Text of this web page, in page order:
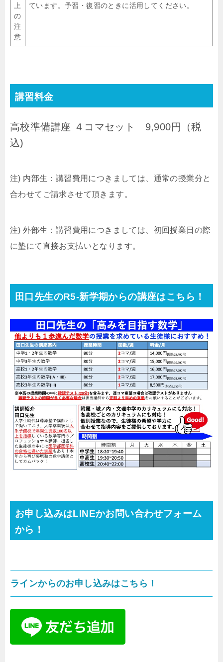
上
の
注
意
ています。予習・復習のときに活用してください。
講習料金
高校準備講座 ４コマセット 9,900円（税
込)
注) 内部生：講習費用につきましては、通常の授業分と
合わせてご請求させて頂きます。
注) 外部生：講習費用につきましては、初回授業日の際
に塾にて直接お支払いとなります。
田口先生のR5-新学期からの講座はこちら！
お申し込みはLINEかお問い合わせフォーム
から！
ラインからのお申し込みはこちら！